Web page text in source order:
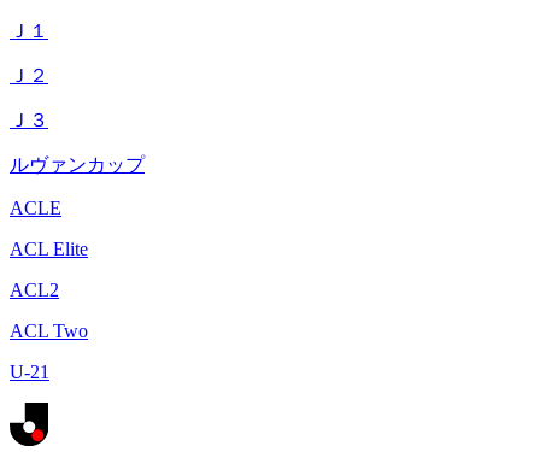
Ｊ１
Ｊ２
Ｊ３
ルヴァンカップ
ACLE
ACL Elite
ACL2
ACL Two
U-21